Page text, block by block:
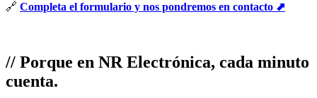
🔗 Completa el formulario y nos pondremos en contacto ⬈
// Porque en NR Electrónica, cada minuto
cuenta.